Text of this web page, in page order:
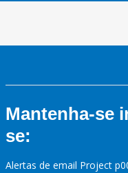
Mantenha-se
se:
Alertas de email Project